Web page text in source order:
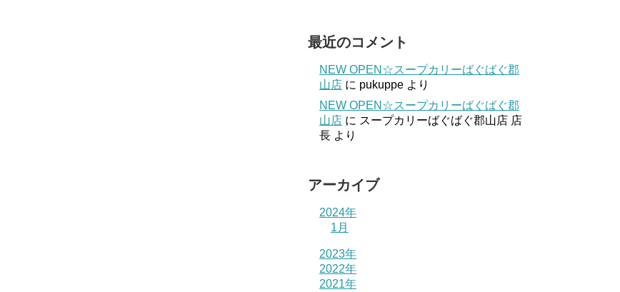
最近のコメント
NEW OPEN☆スープカリーばぐばぐ郡
山店 に pukuppe より
NEW OPEN☆スープカリーばぐばぐ郡
山店 に スープカリーばぐばぐ郡山店 店
長 より
アーカイブ
2024年
1月
2023年
2022年
2021年